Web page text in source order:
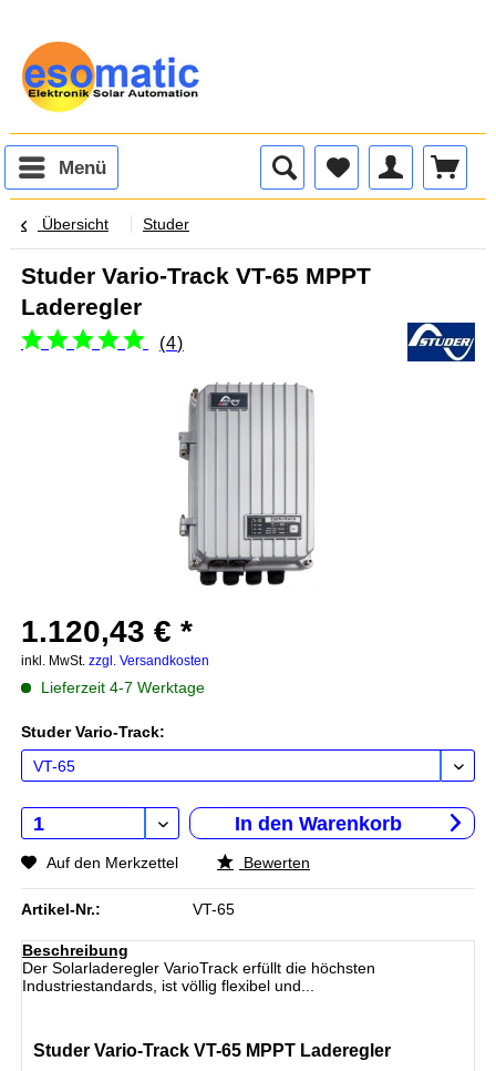
Menü
Übersicht Studer
Studer Vario-Track VT-65 MPPT
Laderegler
(4)
1.120,43 € *
inkl. MwSt. zzgl. Versandkosten
Lieferzeit 4-7 Werktage
Studer Vario-Track:
In den Warenkorb
Auf den Merkzettel Bewerten
Artikel-Nr.: VT-65
Beschreibung
Der Solarladeregler VarioTrack erfüllt die höchsten
Industriestandards, ist völlig flexibel und...
Studer Vario-Track VT-65 MPPT Laderegler